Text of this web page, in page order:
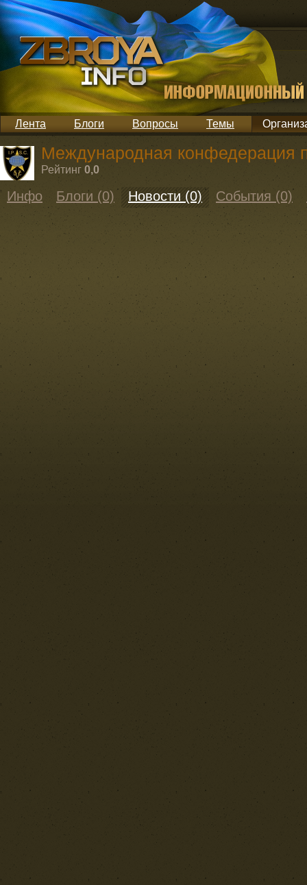
Лента Блоги Вопросы Темы
Международная конфедерация
Рейтинг 0,0
Инфо Блоги (0) Новости (0) События (0)